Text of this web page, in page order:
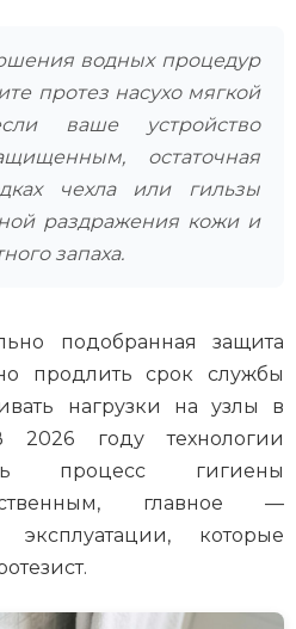
водных процедур
протез насухо мягкой
ваше устройство
остаточная
чехла или гильзы
раздражения кожи и
запаха.
подобранная защита
продлить срок службы
нагрузки на узлы в
году технологии
процесс гигиены
главное —
которые